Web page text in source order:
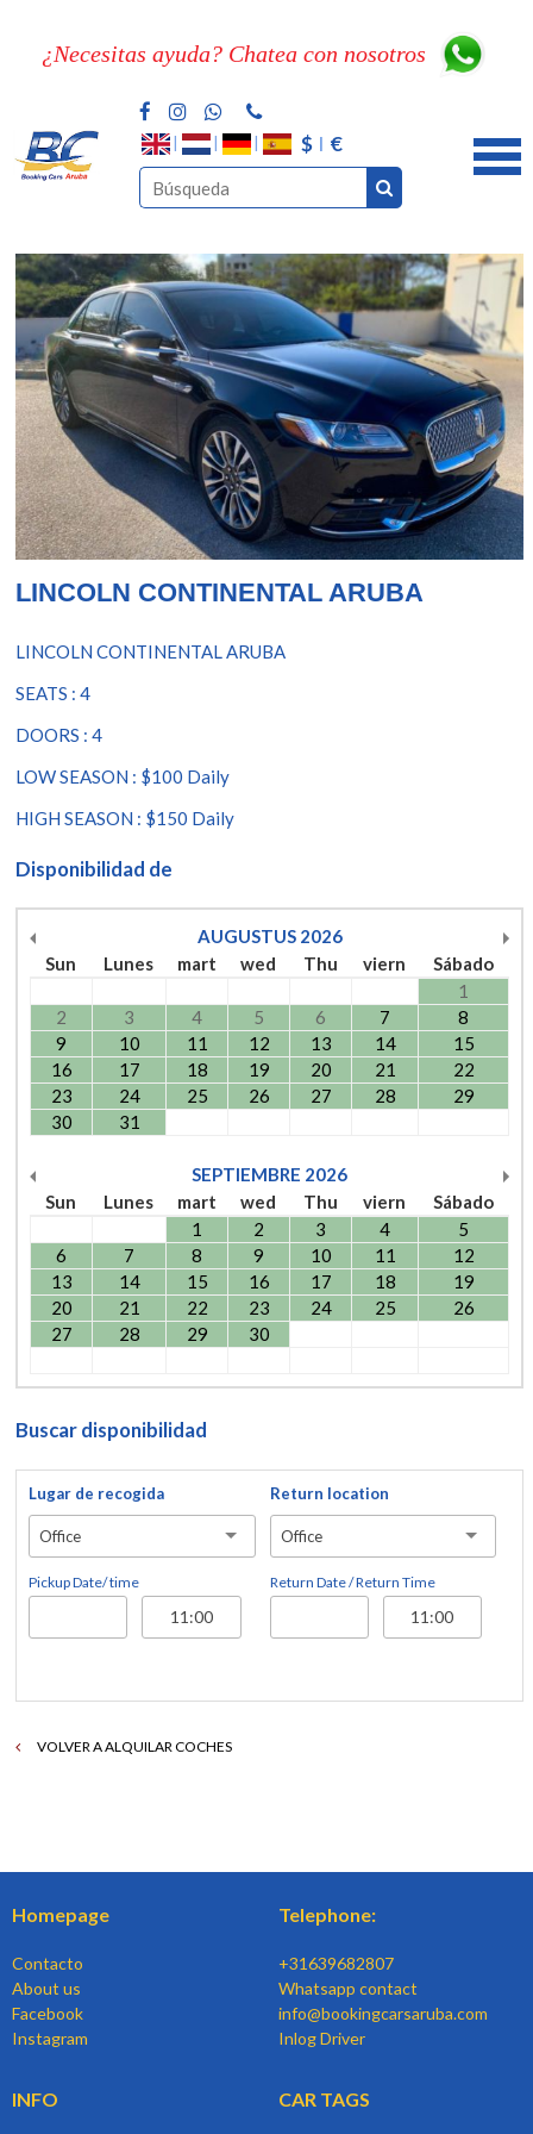
¿Necesitas ayuda? Chatea con nosotros
$ €
LINCOLN CONTINENTAL ARUBA
LINCOLN CONTINENTAL ARUBA
SEATS : 4
DOORS : 4
LOW SEASON : $100 Daily
HIGH SEASON : $150 Daily
Disponibilidad de
AUGUSTUS 2026
Sun
Lunes mart wed Thu viern
Sábado
1
2
3 4 5 6 7
8
9
10 11 12 13 14
15
16
17 18 19 20 21
22
23
24 25 26 27 28
29
30
31
SEPTIEMBRE 2026
Sun
Lunes mart wed Thu viern
Sábado
1
2 3 4
5
6
7 8 9 10 11
12
13
14 15 16 17 18
19
20
21 22 23 24 25
26
27
28 29 30
Buscar disponibilidad
Lugar de recogida
Office
Pickup Date/ time
Return location
Office
Return Date / Return Time
VOLVER A ALQUILAR COCHES
Homepage
Contacto
About us
Facebook
Instagram
Telephone:
+31639682807
Whatsapp contact
info@bookingcarsaruba.com
Inlog Driver
INFO CAR TAGS